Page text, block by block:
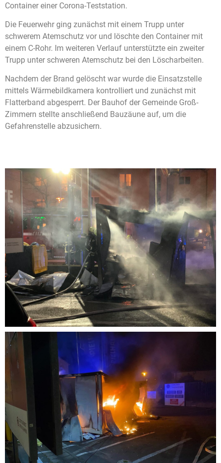
Container einer Corona-Teststation.
Die Feuerwehr ging zunächst mit einem Trupp unter
schwerem Atemschutz vor und löschte den Container mit
einem C-Rohr. Im weiteren Verlauf unterstützte ein zweiter
Trupp unter schweren Atemschutz bei den Löscharbeiten.
Nachdem der Brand gelöscht war wurde die Einsatzstelle
mittels Wärmebildkamera kontrolliert und zunächst mit
Flatterband abgesperrt. Der Bauhof der Gemeinde Groß-
Zimmern stellte anschließend Bauzäune auf, um die
Gefahrenstelle abzusichern.